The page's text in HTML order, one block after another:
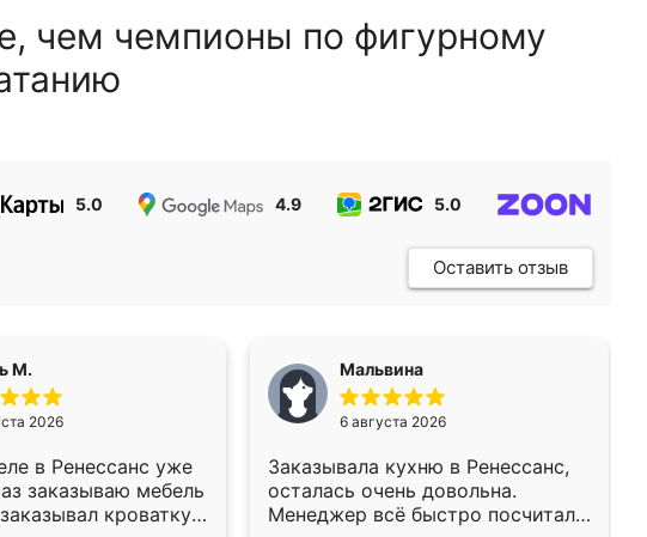
чем чемпионы по фигурному
5.0 4.9 5.0
Оставить отзыв
М.
2026
в Ренессанс уже
заказываю мебель
кроватку
Мальвина
6 августа 2026
Заказывала кухню в Ренессанс,
осталась очень довольна.
Менеджер всё быстро посчитала,